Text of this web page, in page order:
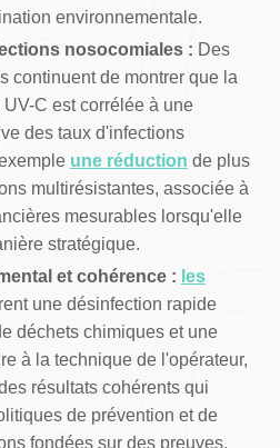
environnementale.
nosocomiales : Des
continuent de montrer que la
C est corrélée à une
des taux d'infections
une réduction de plus
multirésistantes, associée à
mesurables lorsqu'elle
stratégique.
et cohérence : les
une désinfection rapide
déchets chimiques et une
à la technique de l'opérateur,
résultats cohérents qui
de prévention et de
fondées sur des preuves.